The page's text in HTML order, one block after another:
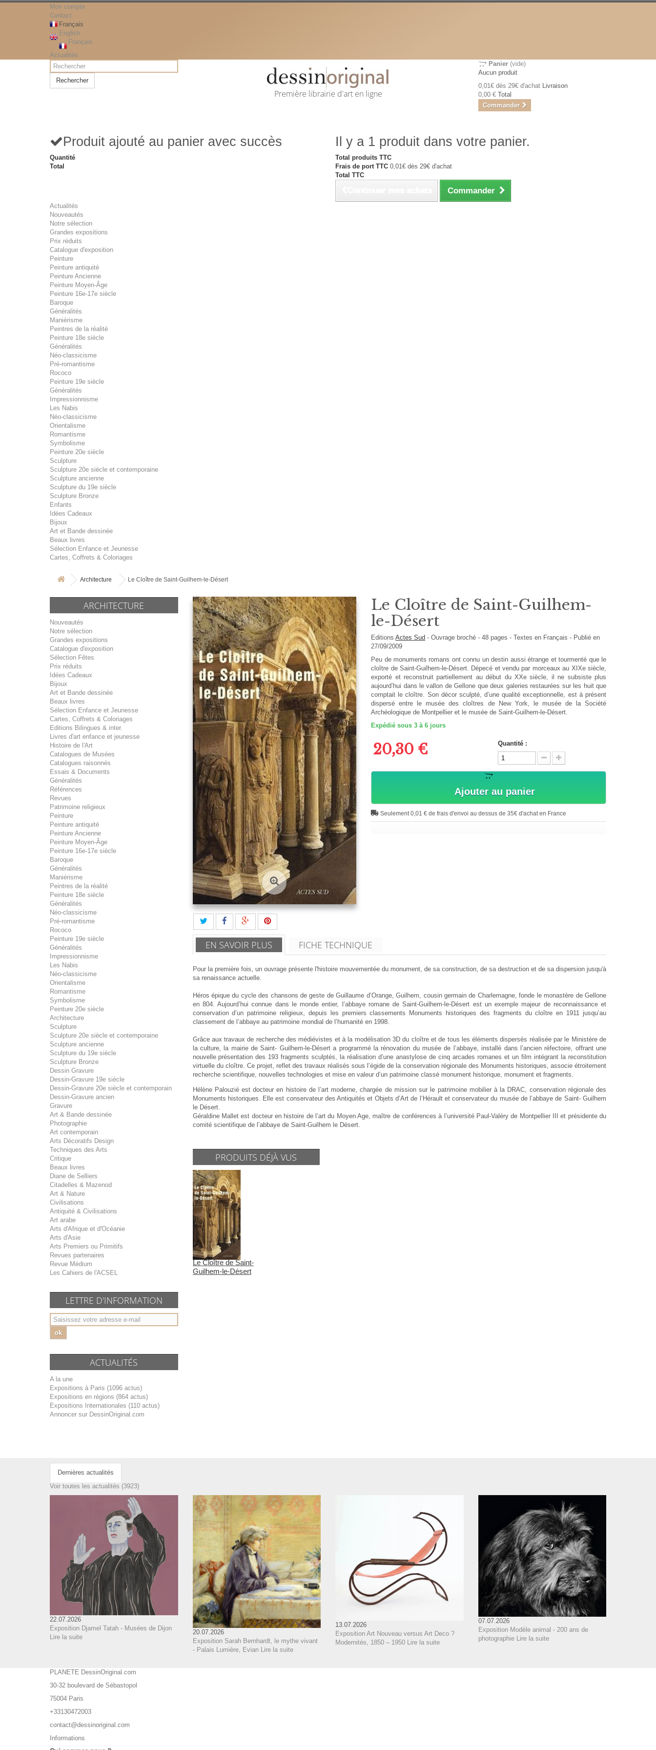
Mon compte
Contact
Français
English
Français
Actualités
Rechercher
Première librairie d'art en ligne
Panier (vide)
Aucun produit
0,01€ dès 29€ d'achat Livraison
0,00 € Total
Commander
Produit ajouté au panier avec succès
Quantité
Total
Il y a 1 produit dans votre panier.
Total produits TTC
Frais de port TTC 0,01€ dès 29€ d'achat
Total TTC
Commander
Actualités
Nouveautés
Notre sélection
Grandes expositions
Prix réduits
Catalogue d'exposition
Peinture
Peinture antiquité
Peinture Ancienne
Peinture Moyen-Âge
Peinture 16e-17e siècle
Baroque
Généralités
Maniérisme
Peintres de la réalité
Peinture 18e siècle
Généralités
Néo-classicisme
Pré-romantisme
Rococo
Peinture 19e siècle
Généralités
Impressionnisme
Les Nabis
Néo-classicisme
Orientalisme
Romantisme
Symbolisme
Peinture 20e siècle
Sculpture
Sculpture 20e siècle et contemporaine
Sculpture ancienne
Sculpture du 19e siècle
Sculpture Bronze
Enfants
Idées Cadeaux
Bijoux
Art et Bande dessinée
Beaux livres
Sélection Enfance et Jeunesse
Cartes, Coffrets & Coloriages
Architecture Le Cloître de Saint-Guilhem-le-Désert
ARCHITECTURE
Nouveautés
Notre sélection
Grandes expositions
Catalogue d'exposition
Sélection Fêtes
Prix réduits
Idées Cadeaux
Bijoux
Art et Bande dessinée
Beaux livres
Sélection Enfance et Jeunesse
Cartes, Coffrets & Coloriages
Editions Bilingues & inter.
Livres d'art enfance et jeunesse
Histoire de l'Art
Catalogues de Musées
Catalogues raisonnés
Essais & Documents
Généralités
Références
Revues
Patrimoine religieux
Peinture
Peinture antiquité
Peinture Ancienne
Peinture Moyen-Âge
Peinture 16e-17e siècle
Baroque
Généralités
Maniérisme
Peintres de la réalité
Peinture 18e siècle
Généralités
Néo-classicisme
Pré-romantisme
Rococo
Peinture 19e siècle
Généralités
Impressionnisme
Les Nabis
Néo-classicisme
Orientalisme
Romantisme
Symbolisme
Peinture 20e siècle
Architecture
Sculpture
Sculpture 20e siècle et contemporaine
Sculpture ancienne
Sculpture du 19e siècle
Sculpture Bronze
Dessin Gravure
Dessin-Gravure 19e siècle
Dessin-Gravure 20e siècle et contemporain
Dessin-Gravure ancien
Gravure
Art & Bande dessinée
Photographie
Art contemporain
Arts Décoratifs Design
Techniques des Arts
Critique
Beaux livres
Diane de Selliers
Citadelles & Mazenod
Art & Nature
Civilisations
Antiquité & Civilisations
Art arabe
Arts d'Afrique et d'Océanie
Arts d'Asie
Arts Premiers ou Primitifs
Revues partenaires
Revue Médium
Les Cahiers de l'ACSEL
LETTRE D'INFORMATION
ok
ACTUALITÉS
A la une
Expositions à Paris (1096 actus)
Expositions en régions (864 actus)
Expositions Internationales (110 actus)
Annoncer sur DessinOriginal.com
Le Cloître de Saint-Guilhem-
le-Désert
EditionsActes Sud -Ouvrage broché-48pages -Textes en Français- Publié en
27/09/2009
Peu de monuments romans ont connu un destin aussi étrange et tourmenté que le
cloître de Saint-Guilhem-le-Désert. Dépecé et vendu par morceaux au XIXe siècle,
exporté et reconstruit partiellement au début du XXe siècle, il ne subsiste plus
aujourd’hui dans le vallon de Gellone que deux galeries restaurées sur les huit que
comptait le cloître. Son décor sculpté, d’une qualité exceptionnelle, est à présent
dispersé entre le musée des cloîtres de New York, le musée de la Société
Archéologique de Montpellier et le musée de Saint-Guilhem-le-Désert.
Expédié sous 3 à 6 jours
20,30 € Quantité :
Ajouter au panier
Seulement 0,01 € de frais d'envoi au dessus de 35€ d'achat en France
EN SAVOIR PLUS FICHE TECHNIQUE
Pour la première fois, un ouvrage présente l'histoire mouvementée du monument, de sa construction, de sa destruction et de sa dispersion jusqu'à
sa renaissance actuelle.
Héros épique du cycle des chansons de geste de Guillaume d’Orange, Guilhem, cousin germain de Charlemagne, fonde le monastère de Gellone
en 804. Aujourd’hui connue dans le monde entier, l’abbaye romane de Saint-Guilhem-le-Désert est un exemple majeur de reconnaissance et
conservation d’un patrimoine religieux, depuis les premiers classements Monuments historiques des fragments du cloître en 1911 jusqu’au
classement de l’abbaye au patrimoine mondial de l’humanité en 1998.
Grâce aux travaux de recherche des médiévistes et à la modélisation 3D du cloître et de tous les éléments dispersés réalisée par le Ministère de
la culture, la mairie de Saint- Guilhem-le-Désert a programmé la rénovation du musée de l’abbaye, installé dans l’ancien réfectoire, offrant une
nouvelle présentation des 193 fragments sculptés, la réalisation d’une anastylose de cinq arcades romanes et un film intégrant la reconstitution
virtuelle du cloître. Ce projet, reflet des travaux réalisés sous l’égide de la conservation régionale des Monuments historiques, associe étroitement
recherche scientifique, nouvelles technologies et mise en valeur d’un patrimoine classé monument historique, monument et fragments.
Hélène Palouzié est docteur en histoire de l’art moderne, chargée de mission sur le patrimoine mobilier à la DRAC, conservation régionale des
Monuments historiques. Elle est conservateur des Antiquités et Objets d’Art de l’Hérault et conservateur du musée de l’abbaye de Saint- Guilhem
le Désert.
Géraldine Mallet est docteur en histoire de l’art du Moyen Age, maître de conférences à l’université Paul-Valéry de Montpellier III et présidente du
comité scientifique de l’abbaye de Saint-Guilhem le Désert.
PRODUITS DÉJÀ VUS
Le Cloître de Saint-
Guilhem-le-Désert
Dernières actualités
Voir toutes les actualités (3923)
22.07.2026
Exposition Djamel Tatah - Musées de Dijon
Lire la suite
20.07.2026
Exposition Sarah Bernhardt, le mythe vivant
- Palais Lumière, Evian
Lire la suite
13.07.2026
Exposition Art Nouveau versus Art Deco ?
Modernités, 1850 – 1950
Lire la suite
07.07.2026
Exposition Modèle animal - 200 ans de
photographie Lire la suite
PLANETE DessinOriginal.com
30-32 boulevard de Sébastopol
75004 Paris
+33130472003
contact@dessinoriginal.com
Informations